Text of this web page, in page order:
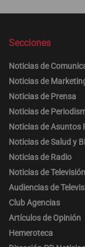
Secciones
Noticias de
Noticias de
Noticias de Prensa
Noticias de
Noticias de Asuntos
Noticias de Salud y
Noticias de Radio
Noticias de Televisión
Audiencias de
Club Agencias
Artículos de Opinión
Hemeroteca